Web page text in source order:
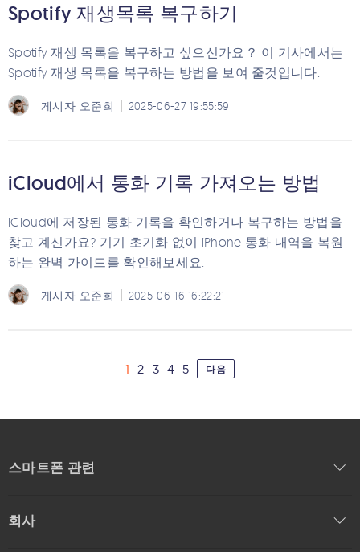
Spotify 재생목록 복구하기
Spotify 재생 목록을 복구하고 싶으신가요？ 이 기사에서는
Spotify 재생 목록을 복구하는 방법을 보여 줄것입니다.
게시자 오준희 2025-06-27 19:55:59
iCloud에서 통화 기록 가져오는 방법
iCloud에 저장된 통화 기록을 확인하거나 복구하는 방법을
찾고 계신가요? 기기 초기화 없이 iPhone 통화 내역을 복원
하는 완벽 가이드를 확인해보세요.
게시자 오준희 2025-06-16 16:22:21
1 2 3 4 5 다음
스마트폰 관련
회사